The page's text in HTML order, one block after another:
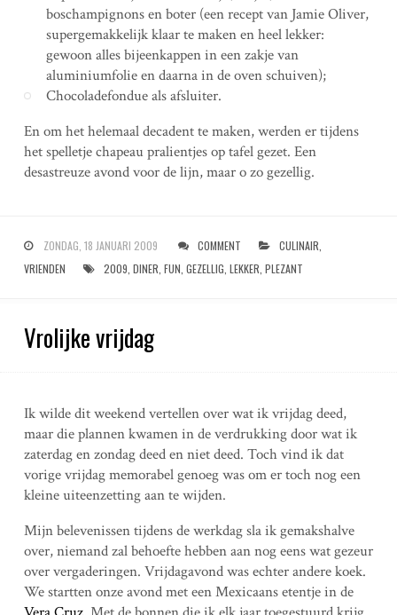
boschampignons en boter (een recept van Jamie Oliver,
supergemakkelijk klaar te maken en heel lekker:
gewoon alles bijeenkappen in een zakje van
aluminiumfolie en daarna in de oven schuiven);
Chocoladefondue als afsluiter.
En om het helemaal decadent te maken, werden er tijdens
het spelletje chapeau pralientjes op tafel gezet. Een
desastreuze avond voor de lijn, maar o zo gezellig.
ZONDAG, 18 JANUARI 2009 COMMENT CULINAIR
VRIENDEN
2009 DINER FUN GEZELLIG LEKKER PLEZANT
Vrolijke vrijdag
Ik wilde dit weekend vertellen over wat ik vrijdag deed,
maar die plannen kwamen in de verdrukking door wat ik
zaterdag en zondag deed en niet deed. Toch vind ik dat
vorige vrijdag memorabel genoeg was om er toch nog een
kleine uiteenzetting aan te wijden.
Mijn belevenissen tijdens de werkdag sla ik gemakshalve
over, niemand zal behoefte hebben aan nog eens wat gezeur
over vergaderingen. Vrijdagavond was echter andere koek.
We startten onze avond met een Mexicaans etentje in de